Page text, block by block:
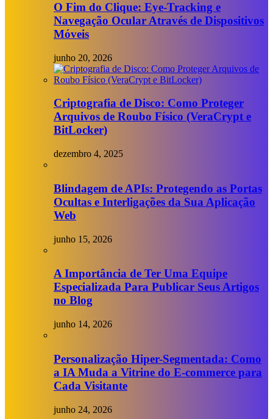
O Fim do Clique: Eye-Tracking e
Navegação Ocular Através de Dispositivos
Móveis
junho 20, 2026
Criptografia de Disco: Como Proteger
Arquivos de Roubo Físico (VeraCrypt e
BitLocker)
dezembro 4, 2025
Blindagem de APIs: Protegendo as Portas
Ocultas e Interligações da Sua Aplicação
Web
junho 15, 2026
A Importância de Ter Uma Equipe
Especializada Para Publicar Seus Artigos
no Blog
junho 14, 2026
Personalização Hiper-Segmentada: Como
a IA Muda a Vitrine do E-commerce para
Cada Visitante
junho 24, 2026